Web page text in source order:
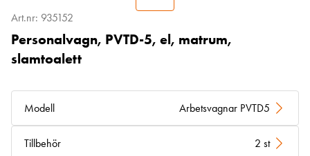
Art.nr: 935152
Personalvagn, PVTD-5, el, matrum,
slamtoalett
Modell Arbetsvagnar PVTD5
Tillbehör 2 st